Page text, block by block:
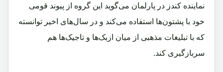
نماینده کندز در پارلمان می‌گوید این گروه از پیوند قومی
خود با پشتون‌ها استفاده می‌کند و در سال‌های اخیر توانسته
که با تبلیغات مذهبی از میان ازبک‌ها و تاجیک‌ها هم
سربازگیری کند.